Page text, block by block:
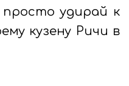
просто удирай к
кузену Ричи в